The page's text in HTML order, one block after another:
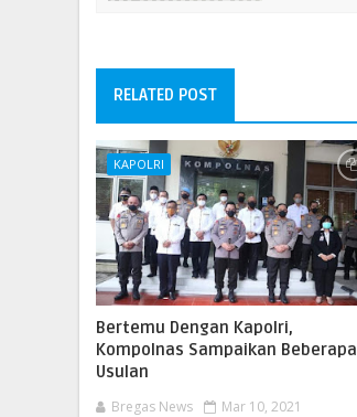
RELATED POST
KAPOLRI
Bertemu Dengan Kapolri,
Kompolnas Sampaikan Beberapa
Usulan
Bregas News Mar 10, 2021